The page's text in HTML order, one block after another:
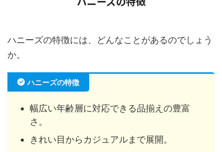
ハニーズの特徴には、どんなことがあるのでしょう
か。
ハニーズの特徴
幅広い年齢層に対応できる品揃えの豊富
さ。
きれい目からカジュアルまで展開。